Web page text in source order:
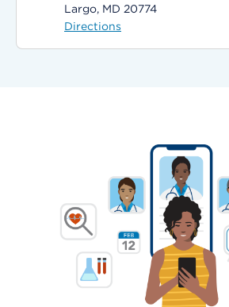
Largo, MD 20774
Directions